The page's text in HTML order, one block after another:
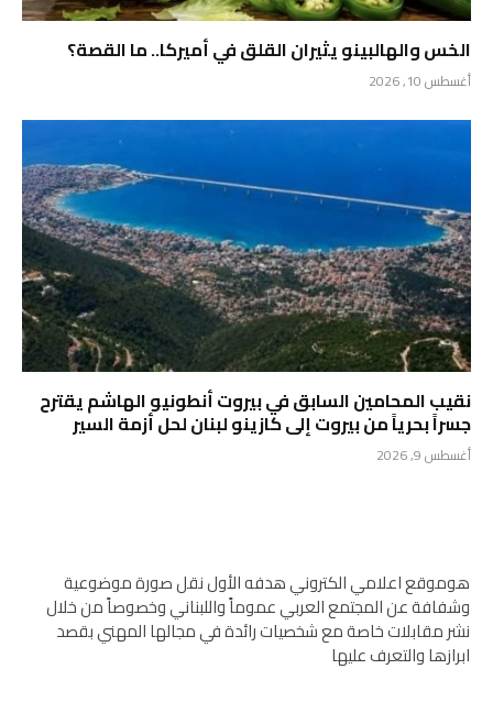
الخس والهالبينو يثيران القلق في أميركا.. ما القصة؟
أغسطس 10, 2026
نقيب المحامين السابق في بيروت أنطونيو الهاشم يقترح
جسراً بحرياً من بيروت إلى كازينو لبنان لحل أزمة السير
أغسطس 9, 2026
هوموقع اعلامي الكتروني هدفه الأول نقل صورة موضوعية
وشفافة عن المجتمع العربي عموماً واللبناني وخصوصاً من خلال
نشر مقابلات خاصة مع شخصيات رائدة في مجالها المهني بقصد
ابرازها والتعرف عليها